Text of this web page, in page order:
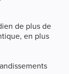
de plus de
en plus